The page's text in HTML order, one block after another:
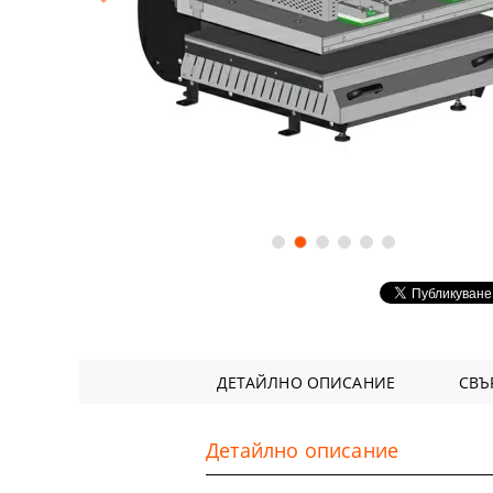
Аксесоари
Софтуери
Удължени
DTF ФИЛМ
ДЕТАЙЛНО ОПИСАНИЕ
Детайлно описание